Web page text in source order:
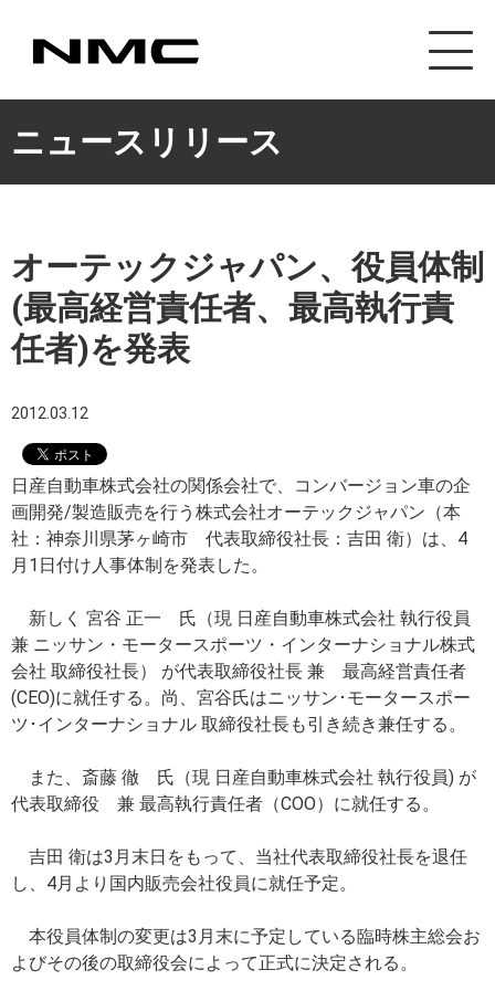
カスタマイズ事
ニュースリリース
オーテックジャパン、役員体制
(最高経営責任者、最高執行責
任者)を発表
2012.03.12
日産自動車株式会社の関係会社で、コンバージョン車の企
画開発/製造販売を行う株式会社オーテックジャパン（本
社：神奈川県茅ヶ崎市 代表取締役社長：吉田 衛）は、4
月1日付け人事体制を発表した。
新しく 宮谷 正一 氏（現 日産自動車株式会社 執行役員
兼 ニッサン・モータースポーツ・インターナショナル株式
会社 取締役社長） が代表取締役社長 兼 最高経営責任者
(CEO)に就任する。尚、宮谷氏はニッサン･モータースポー
ツ･インターナショナル 取締役社長も引き続き兼任する。
また、斎藤 徹 氏（現 日産自動車株式会社 執行役員) が
代表取締役 兼 最高執行責任者（COO）に就任する。
吉田 衛は3月末日をもって、当社代表取締役社長を退任
し、4月より国内販売会社役員に就任予定。
本役員体制の変更は3月末に予定している臨時株主総会お
よびその後の取締役会によって正式に決定される。